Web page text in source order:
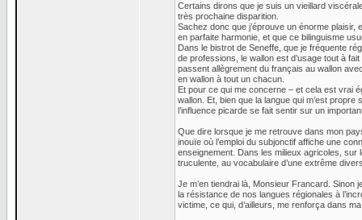
Certains dirons que je suis un vieillard
très prochaine disparition.
Sachez donc que j’éprouve un énorme
en parfaite harmonie, et que ce bilinguisme
Dans le bistrot de Seneffe, que je fréquente
de professions, le wallon est d’usage tout à
passent allègrement du français au wallon
en wallon à tout un chacun.
Et pour ce qui me concerne – et cela est vrai
wallon. Et, bien que la langue qui m’est
l’influence picarde se fait sentir sur un
Que dire lorsque je me retrouve dans mon
inouïe où l’emploi du subjonctif affiche une
enseignement. Dans les milieux agricoles,
truculente, au vocabulaire d’une extrême
Je m’en tiendrai là, Monsieur Francard. Sinon
la résistance de nos langues régionales à
victime, ce qui, d’ailleurs, me renforça dans